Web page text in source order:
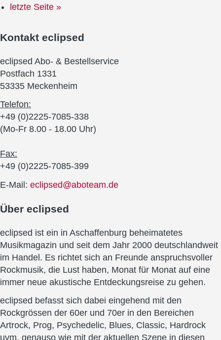
letzte Seite »
Kontakt eclipsed
eclipsed Abo- & Bestellservice
Postfach 1331
53335 Meckenheim
Telefon:
+49 (0)2225-7085-338
(Mo-Fr 8.00 - 18.00 Uhr)
Fax:
+49 (0)2225-7085-399
E-Mail: eclipsed@aboteam.de
Über eclipsed
eclipsed ist ein in Aschaffenburg beheimatetes
Musikmagazin und seit dem Jahr 2000 deutschlandweit
im Handel. Es richtet sich an Freunde anspruchsvoller
Rockmusik, die Lust haben, Monat für Monat auf eine
immer neue akustische Entdeckungsreise zu gehen.
eclipsed befasst sich dabei eingehend mit den
Rockgrössen der 60er und 70er in den Bereichen
Artrock, Prog, Psychedelic, Blues, Classic, Hardrock
uvm. genauso wie mit der aktuellen Szene in diesen